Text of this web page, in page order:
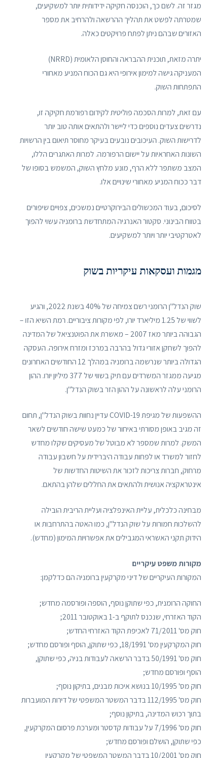
מגזר זה. לשם כך, הוכנסה חקיקה ידידותית יותר למשקיעים,
שמטרתה לפשט את תהליך ההרשאה ולהרחיב את מספר
האזורים שבהם ניתן לפתח פרויקטים כאלה.
יתרה מזאת, תוכנית ההבראה והחוסן הלאומית (NRRD)
המעניקה גישה למימון אירופי היא גם הכוח המניע מאחורי
התפתחות השוק.
עם זאת, למרות הסכמה פוליטית לקידום רפורמת חקיקה זו,
נדרשים צעדים נוספים כדי ליישר ולהתאים אותה טוב יותר
לדרישות השוק. העיכובים נובעים בעיקר מחוסר תיאום בין הרשויות
השונות האחראיות על יישום הרפורמה. למרות האתגרים הללו,
המצב משתפר ללא הרף, מונע מלחץ השוק, המשמש בסופו של
דבר ככוח המניע מאחורי שינויים אלו.
לסיכום, בעוד המכשולים הבירוקרטיים נמשכים, צפויים שיפורים
בטווח הבינוני. סקטור האנרגיה המתחדשת ברומניה עשוי להפוך
לאטרקטיבי יותר ויותר למשקיעים.
מגמות ועסקאות עיקריות בשוק
שוק הנדל"ן הרומני רשם צמיחה של 40% בשנת 2022, והגיע
לשווי של 1.25 מיליארד יורו, לפי מקורות ציבוריים. רמת השיא הזו –
הגבוהה ביותר מאז 2007 – מאשרת את הפוטנציאל של המדינה
להפוך לשחקן אזורי גדול בהרבה במרכז ומזרח אירופה. העסקה
הגדולה ביותר שנרשמה ברומניה במהלך 12 החודשים האחרונים
מגיעה ממגזר המשרדים עם תיק בשווי של 377 מיליון יורו. ההון
הרומני עלה לראשונה על ההון הזר בשוק הנדל"ן.
ההשפעות של מגיפת COVID-19 עדיין נחוות בשוק הנדל"ן, תחום
זה מגיב באופן מסורתי באיחור של כמעט שישה חודשים לשאר
המשק. למרות שמספר לא מבוטל של מעסיקים שקלו מחדש
לחזור למשרד או לפחות עבודה היברידית על חשבון עבודה
מרחוק, חברות צריכות לזכור את השיטות החדשות של
אינטראקציה אנושית ולהתאים את החללים שלהן בהתאם.
מבחינה כלכלית, עליית האינפלציה ועליית הריבית הובילה
להשלכות חמורות על שוק הנדל"ן, כמו האטה בהתרחבות או
הידוק תקני האשראי המגבילים את אפשרויות המימון (מחדש).
מקורות משפט עיקריים
המקורות העיקריים של דיני מקרקעין ברומניה הם כדלקמן:
החוקה הרומנית, כפי שתוקן נוסף, הוספה ופורסמה מחדש;
הקוד האזרחי, שנכנס לתוקף ב-1 באוקטובר 2011;
חוק מס' 71/2011 לאכיפת הקוד האזרחי החדש;
חוק המקרקעין מס' 18/1991, כפי שתוקן, הוסף ופורסם מחדש;
חוק מס' 50/1991 בדבר הרשאה לעבודות בניה, כפי שתוקן,
הוסף ופורסם מחדש;
חוק מס' 10/1995 בנושא איכות מבנים, בתיקון נוסף;
חוק מס' 112/1995 בדבר המשטר המשפטי של דירות המועברות
בתוך רכוש המדינה, בתיקון נוסף;
חוק מס' 7/1996 על עבודות קדסטר ומערכת פרסום המקרקעין,
כפי שתוקן, הושלם ופורסם מחדש;
חוק מס' 10/2001 בדבר המשטר המשפטי של מקרקעין